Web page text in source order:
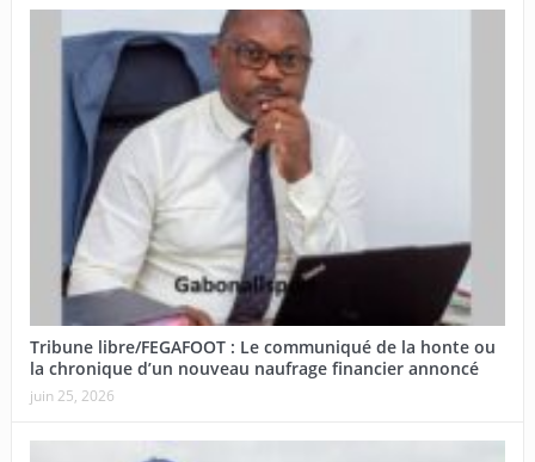
Tribune libre/FEGAFOOT : Le communiqué de la honte ou
la chronique d’un nouveau naufrage financier annoncé
juin 25, 2026